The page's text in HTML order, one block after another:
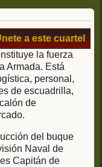
a este cuartel
la fuerza
Armada. Está
personal,
de escuadrilla,
de
del buque
Naval de
Capitán de